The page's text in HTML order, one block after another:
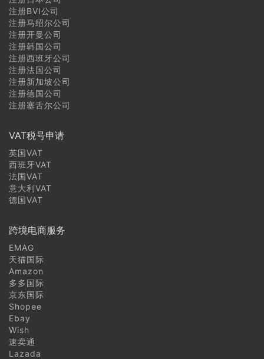
注册BVI公司
注册马绍尔公司
注册开曼公司
注册韩国公司
注册西班牙公司
注册法国公司
注册新加坡公司
注册德国公司
注册塞舌尔公司
VAT税号申请
英国VAT
西班牙VAT
法国VAT
意大利VAT
德国VAT
跨境电商服务
EMAG
天猫国际
Amazon
多多国际
京东国际
Shopee
Ebay
Wish
速卖通
Lazada